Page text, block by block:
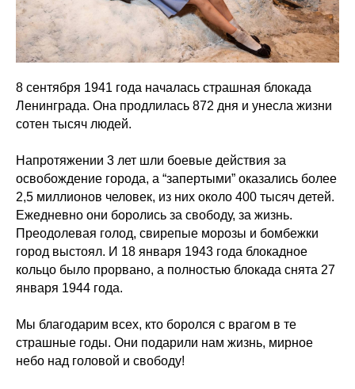
8 сентября 1941 года началась страшная блокада
Ленинграда. Она продлилась 872 дня и унесла жизни
сотен тысяч людей.
Напротяжении 3 лет шли боевые действия за
освобождение города, а “запертыми” оказались более
2,5 миллионов человек, из них около 400 тысяч детей.
Ежедневно они боролись за свободу, за жизнь.
Преодолевая голод, свирепые морозы и бомбежки
город выстоял. И 18 января 1943 года блокадное
кольцо было прорвано, а полностью блокада снята 27
января 1944 года.
Мы благодарим всех, кто боролся с врагом в те
страшные годы. Они подарили нам жизнь, мирное
небо над головой и свободу!